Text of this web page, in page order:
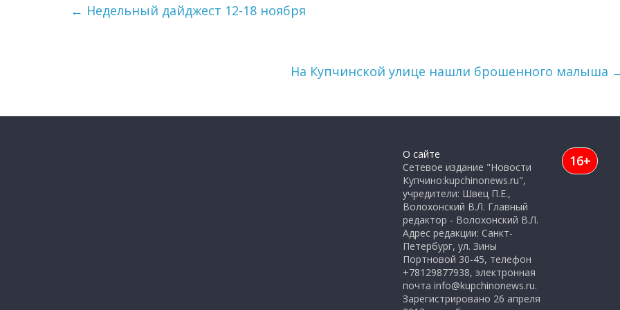
← Недельный дайджест 12-18 ноября
На Купчинской улице нашли брошенного малыша
О сайте
Сетевое издание "Новости
Купчино:kupchinonews.ru",
учредители: Швец П.Е.,
Волохонский В.Л. Главный
редактор - Волохонский В.Л.
Адрес редакции: Санкт-
Петербург, ул. Зины
Портновой 30-45, телефон
+78129877938, электронная
почта info@kupchinonews.ru.
Зарегистрировано 26 апреля
16+